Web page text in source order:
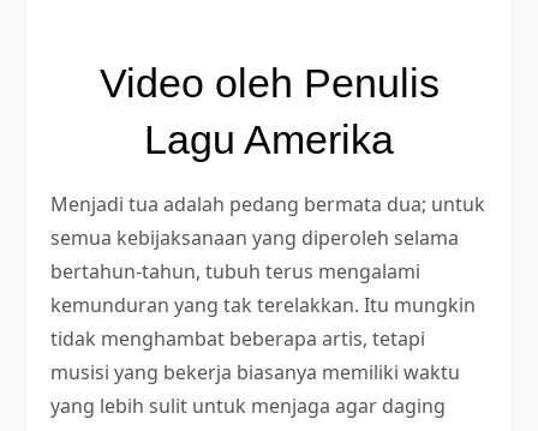
Video oleh Penulis
Lagu Amerika
Menjadi tua adalah pedang bermata dua; untuk
semua kebijaksanaan yang diperoleh selama
bertahun-tahun, tubuh terus mengalami
kemunduran yang tak terelakkan. Itu mungkin
tidak menghambat beberapa artis, tetapi
musisi yang bekerja biasanya memiliki waktu
yang lebih sulit untuk menjaga agar daging